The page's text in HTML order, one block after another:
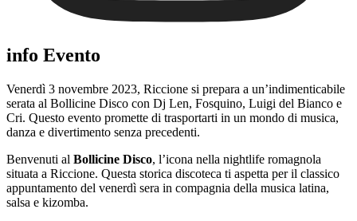
info Evento
Venerdì 3 novembre 2023, Riccione si prepara a un’indimenticabile
serata al Bollicine Disco con Dj Len, Fosquino, Luigi del Bianco e
Cri. Questo evento promette di trasportarti in un mondo di musica,
danza e divertimento senza precedenti.
Benvenuti al Bollicine Disco, l’icona nella nightlife romagnola
situata a Riccione. Questa storica discoteca ti aspetta per il classico
appuntamento del venerdì sera in compagnia della musica latina,
salsa e kizomba.